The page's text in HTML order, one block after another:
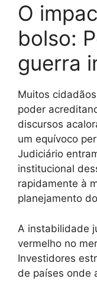
O
bolso:
guerra
Muitos
poder
discursos
um equívoco
Judiciário
institucional
rapidamente à
planejamento
A instabilidade
vermelho no
Investidores
de países onde